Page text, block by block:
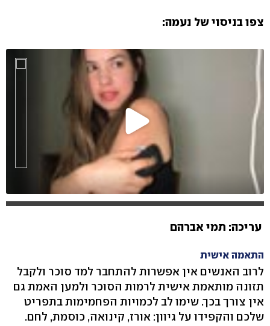
צפו בניסוי של נעמה:
עריכה: תמי אברהם
התאמה אישית
לרוב האנשים אין אפשרות להתחבר למד סוכר ולקבל
תזונה מותאמת אישית לרמות הסוכר ולמען האמת גם
אין צורך בכך. שימו לב לכמויות הפחמימות בתפריט
שלכם והקפידו על גיוון: אורז, קינואה, כוסמת, לחם.